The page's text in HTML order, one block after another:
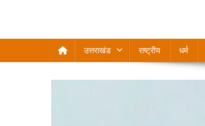
उत्तराखंड राष्ट्रीय धर्म